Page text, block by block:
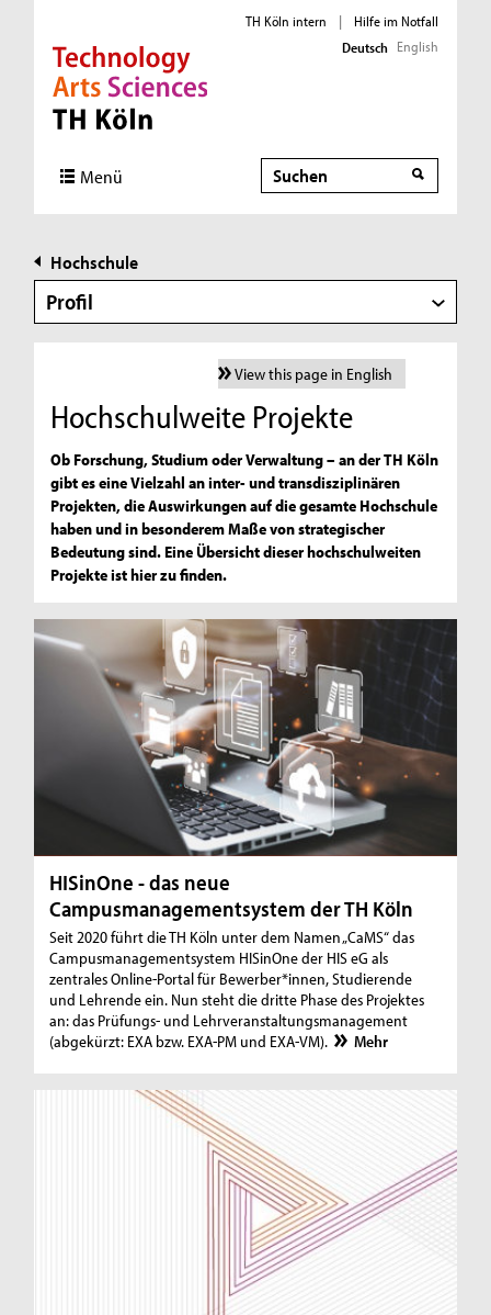
Direkt zur Hauptnavigation
Direkt zur Subnavigation
Direkt zum Inhalt
Direkt zum Fußbereich
TH Köln intern |
Hilfe im Notfall
Deutsch English
Menü Suche
Hochschule
Profil
View this page in English
Hochschulweite Projekte
Ob Forschung, Studium oder Verwaltung – an der TH Köln
gibt es eine Vielzahl an inter- und transdisziplinären
Projekten, die Auswirkungen auf die gesamte Hochschule
haben und in besonderem Maße von strategischer
Bedeutung sind. Eine Übersicht dieser hochschulweiten
Projekte ist hier zu finden.
HISinOne - das neue
Campusmanagementsystem der TH Köln
Seit 2020 führt die TH Köln unter dem Namen „CaMS“ das
Campusmanagementsystem HISinOne der HIS eG als
zentrales Online-Portal für Bewerber*innen, Studierende
und Lehrende ein. Nun steht die dritte Phase des Projektes
an: das Prüfungs- und Lehrveranstaltungsmanagement
(abgekürzt: EXA bzw. EXA-PM und EXA-VM).
Mehr